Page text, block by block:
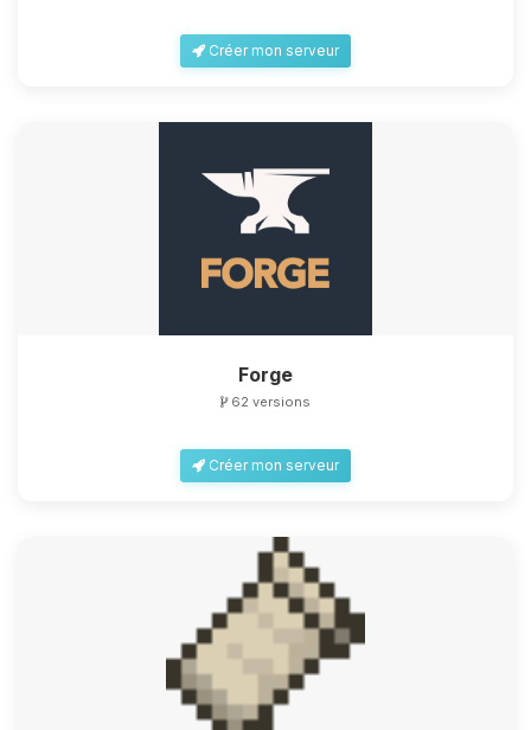
Créer mon serveur
Forge
62 versions
Créer mon serveur